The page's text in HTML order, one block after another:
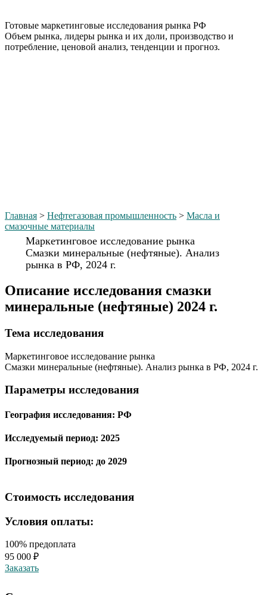
Готовые маркетинговые исследования рынка РФ
Объем рынка, лидеры рынка и их доли, производство и
потребление, ценовой анализ, тенденции и прогноз.
Главная > Нефтегазовая промышленность > Масла и
смазочные материалы
Маркетинговое исследование рынка
Смазки минеральные (нефтяные). Анализ
рынка в РФ, 2024 г.
Описание исследования смазки
минеральные (нефтяные) 2024 г.
Тема иcследования
Маркетинговое исследование рынка
Смазки минеральные (нефтяные). Анализ рынка в РФ, 2024 г.
Параметры исследования
География исследования: РФ
Исследуемый период: 2025
Прогнозный период: до 2029
Стоимость исследования
Условия оплаты:
100% предоплата
95 000 ₽
Заказать